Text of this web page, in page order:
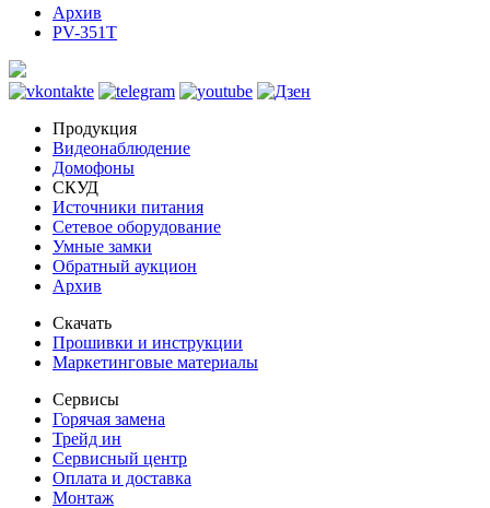
Архив
PV-351T
Продукция
Видеонаблюдение
Домофоны
СКУД
Источники питания
Сетевое оборудование
Умные замки
Обратный аукцион
Архив
Скачать
Прошивки и инструкции
Маркетинговые материалы
Сервисы
Горячая замена
Трейд ин
Сервисный центр
Оплата и доставка
Монтаж